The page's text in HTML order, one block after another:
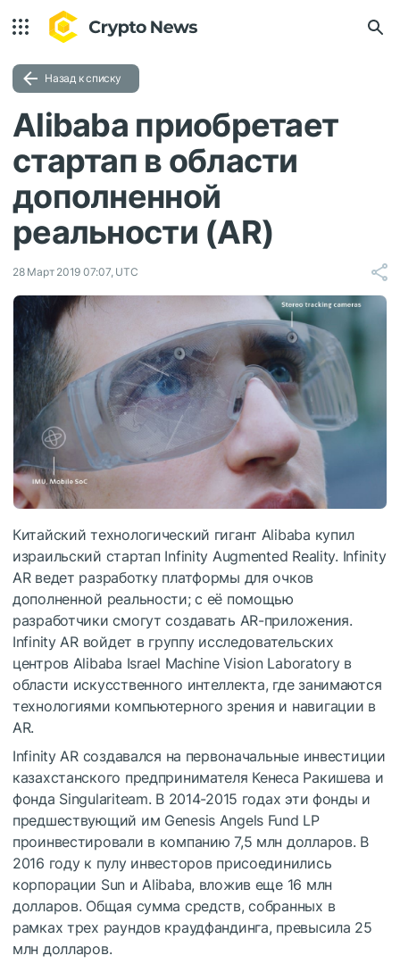
Назад к списку
Alibaba приобретает
стартап в области
дополненной
реальности (AR)
28 Март 2019 07:07, UTC
Китайский технологический гигант Alibaba купил
израильский стартап Infinity Augmented Reality. Infinity
AR ведет разработку платформы для очков
дополненной реальности; с её помощью
разработчики смогут создавать AR-приложения.
Infinity AR войдет в группу исследовательских
центров Alibaba Israel Machine Vision Laboratory в
области искусственного интеллекта, где занимаются
технологиями компьютерного зрения и навигации в
AR.
Infinity AR создавался на первоначальные инвестиции
казахстанского предпринимателя Кенеса Ракишева и
фонда Singulariteam. В 2014-2015 годах эти фонды и
предшествующий им Genesis Angels Fund LP
проинвестировали в компанию 7,5 млн долларов. В
2016 году к пулу инвесторов присоединились
корпорации Sun и Alibaba, вложив еще 16 млн
долларов. Общая сумма средств, собранных в
рамках трех раундов краудфандинга, превысила 25
млн долларов.